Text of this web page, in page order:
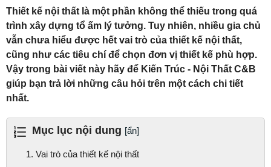
Thiết kế nội thất là một phần không thể thiếu trong quá
trình xây dựng tổ ấm lý tưởng. Tuy nhiên, nhiều gia chủ
vẫn chưa hiểu được hết vai trò của thiết kế nội thất,
cũng như các tiêu chí để chọn đơn vị thiết kế phù hợp.
Vậy trong bài viết này hãy để Kiến Trúc - Nội Thất C&B
giúp bạn trả lời những câu hỏi trên một cách chi tiết
nhất.
Mục lục nội dung [ẩn]
1. Vai trò của thiết kế nội thất